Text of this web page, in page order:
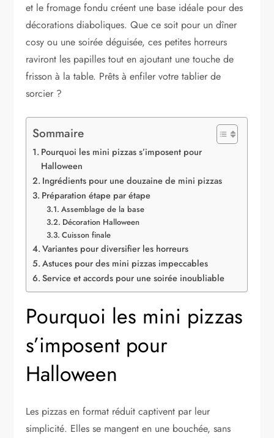
et le fromage fondu créent une base idéale pour des
décorations diaboliques. Que ce soit pour un dîner
cosy ou une soirée déguisée, ces petites horreurs
raviront les papilles tout en ajoutant une touche de
frisson à la table. Prêts à enfiler votre tablier de
sorcier ?
Sommaire
Pourquoi les mini pizzas s’imposent pour
Halloween
Ingrédients pour une douzaine de mini pizzas
Préparation étape par étape
Assemblage de la base
Décoration Halloween
Cuisson finale
Variantes pour diversifier les horreurs
Astuces pour des mini pizzas impeccables
Service et accords pour une soirée inoubliable
Pourquoi les mini pizzas
s’imposent pour
Halloween
Les pizzas en format réduit captivent par leur
simplicité. Elles se mangent en une bouchée, sans